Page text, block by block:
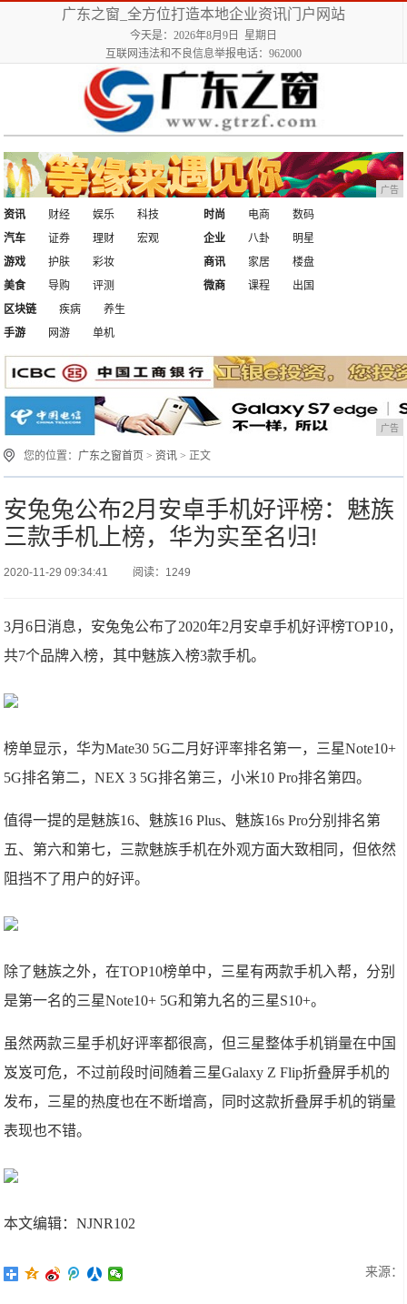
广东之窗_全方位打造本地企业资讯门户网站
今天是：2026年8月9日 星期日
互联网违法和不良信息举报电话：962000
广告
资讯 财经 娱乐
科技
汽车
证券 理财 宏观
时尚 电商
数码
企业
八卦
明星
游戏
护肤
彩妆
美食
导购 评测
商讯 家居
楼盘
微商
课程
出国
区块链
疾病
养生
手游
网游 单机
广告
您的位置： 广东之窗首页 >资讯 > 正文
安兔兔公布2月安卓手机好评榜：魅族
三款手机上榜，华为实至名归!
2020-11-29 09:34:41 阅读：1249
3月6日消息，安兔兔公布了2020年2月安卓手机好评榜TOP10，
共7个品牌入榜，其中魅族入榜3款手机。
榜单显示，华为Mate30 5G二月好评率排名第一，三星Note10+
5G排名第二，NEX 3 5G排名第三，小米10 Pro排名第四。
值得一提的是魅族16、魅族16 Plus、魅族16s Pro分别排名第
五、第六和第七，三款魅族手机在外观方面大致相同，但依然
阻挡不了用户的好评。
除了魅族之外，在TOP10榜单中，三星有两款手机入帮，分别
是第一名的三星Note10+ 5G和第九名的三星S10+。
虽然两款三星手机好评率都很高，但三星整体手机销量在中国
岌岌可危，不过前段时间随着三星Galaxy Z Flip折叠屏手机的
发布，三星的热度也在不断增高，同时这款折叠屏手机的销量
表现也不错。
本文编辑：NJNR102
来源：